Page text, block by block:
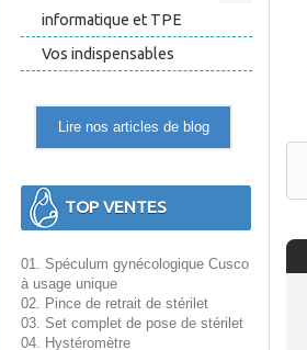
informatique et TPE
Vos indispensables
Lire nos articles de blog
TOP VENTES
01. Spéculum gynécologique Cusco
à usage unique
02. Pince de retrait de stérilet
03. Set complet de pose de stérilet
04. Hystéromètre